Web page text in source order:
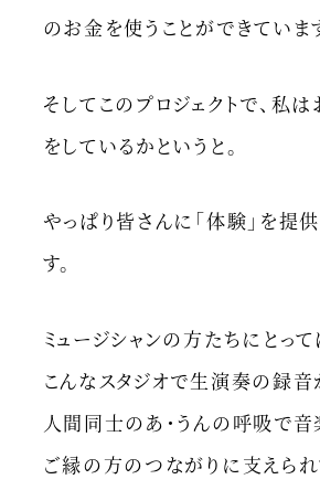
のお金を使うことができていま
そしてこのプロジェクトで、私
をしているかというと。
やっぱり皆さんに「体験」を提
す。
ミュージシャンの方たちにとって
こんなスタジオで生演奏の録音
人間同士のあ・うんの呼吸で音
ご縁の方のつながりに支えら